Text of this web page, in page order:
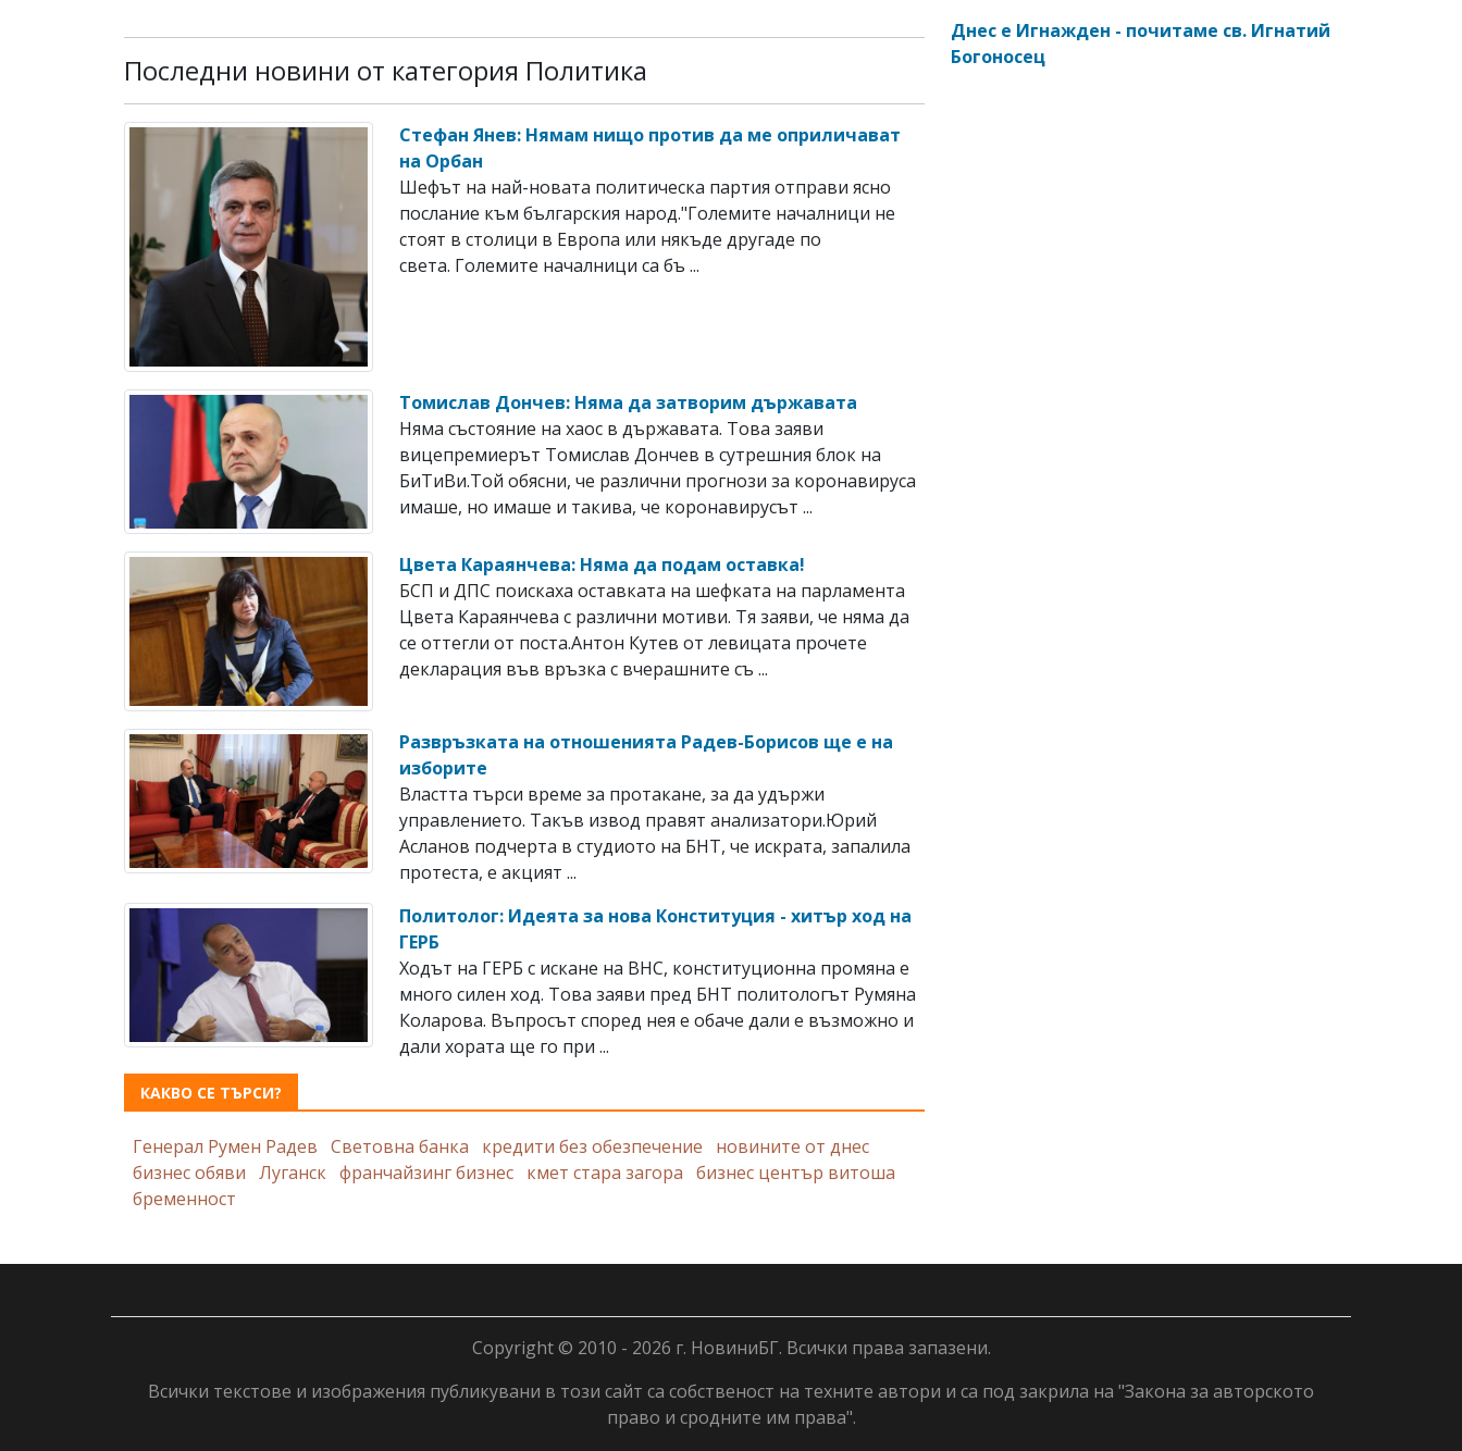
Последни новини от категория Политика
Стефан Янев: Нямам нищо против да ме оприличават
на Орбан
Шефът на най-новата политическа партия отправи ясно
послание към българския народ."Големите началници не
стоят в столици в Европа или някъде другаде по
света. Големите началници са бъ ...
Томислав Дончев: Няма да затворим държавата
Няма състояние на хаос в държавата. Toва заяви
вицепремиерът Томислав Дончев в сутрешния блок на
БиТиВи.Той обясни, че различни прогнози за коронавируса
имаше, но имаше и такива, че коронавирусът ...
Цвета Караянчева: Няма да подам оставка!
БСП и ДПС поискаха оставката на шефката на парламента
Цвета Караянчева с различни мотиви. Тя заяви, че няма да
се оттегли от поста.Антон Кутев от левицата прочете
декларация във връзка с вчерашните съ ...
Развръзката на отношенията Радев-Борисов ще е на
изборите
Властта търси време за протакане, за да удържи
управлението. Такъв извод правят анализатори.Юрий
Асланов подчерта в студиото на БНТ, че искрата, запалила
протеста, е акцият ...
Политолог: Идеята за нова Конституция - хитър ход на
ГЕРБ
Ходът на ГЕРБ с искане на ВНС, конституционна промяна е
много силен ход. Това заяви пред БНТ политологът Румяна
Коларова. Въпросът според нея е обаче дали е възможно и
дали хората ще го при ...
КАКВО СЕ ТЪРСИ?
Генерал Румен Радев Световна банка кредити без обезпечение
новините от днес
бизнес обяви Луганск франчайзинг бизнес кмет стара загора бизнес център витоша
бременност
Днес е Игнажден - почитаме св. Игнатий
Богоносец
Copyright © 2010 - 2026 г. НовиниБГ. Всички права запазени.
Всички текстове и изображения публикувани в този сайт са собственост на техните автори и са под закрила на "Закона за авторското
право и сродните им права".